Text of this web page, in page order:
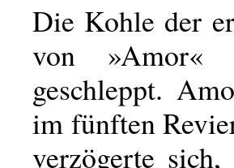
Die Kohle der
von »Amor«
geschleppt.
im fünften
verzögerte